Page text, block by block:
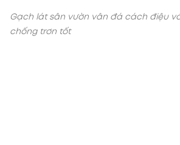
Gạch lát sân vườn vân đá cách điệu
chống trơn tốt